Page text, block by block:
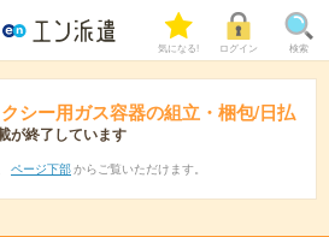
気になる! ログイン 検索
シー用ガス容器の組立・梱包/日払
が終了しています
ページ下部 からご覧いただけます。